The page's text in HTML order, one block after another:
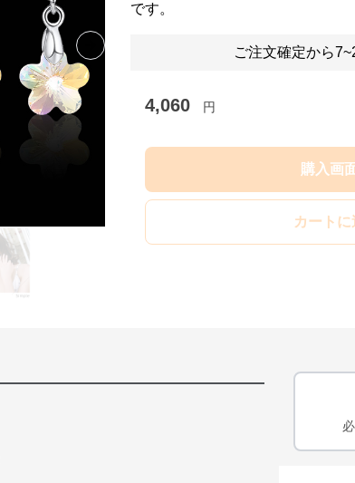
Next slide
です。
ご注文確定から
4,060 円
購入画
カート